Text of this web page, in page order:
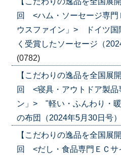
回 <ハム・ソーセージ専門
ウスファイン」> ドイツ国
く受賞したソーセージ（
(0782)
【こだわりの逸品を全国展
回 <寝具・アウトドア製品
ン」> "軽い・ふんわり・
の布団（2024年5月30日号
【こだわりの逸品を全国展
回 <だし・食品専門ＥＣ